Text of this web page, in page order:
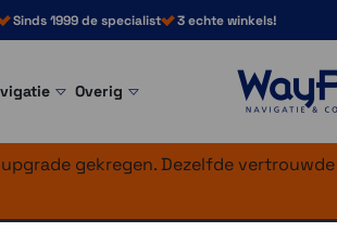
Sinds 1999 de specialist 3 echte winkels!
Overig
gekregen. Dezelfde